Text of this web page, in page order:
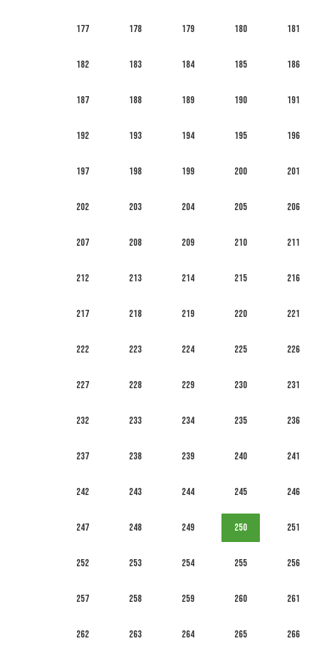
177 178 179 180 181
182 183 184 185 186
187 188 189 190 191
192 193 194 195 196
197 198 199 200 201
202 203 204 205 206
207 208 209 210 211
212 213 214 215 216
217 218 219 220 221
222 223 224 225 226
227 228 229 230 231
232 233 234 235 236
237 238 239 240 241
242 243 244 245 246
247 248 249 250 251
252 253 254 255 256
257 258 259 260 261
262 263 264 265 266